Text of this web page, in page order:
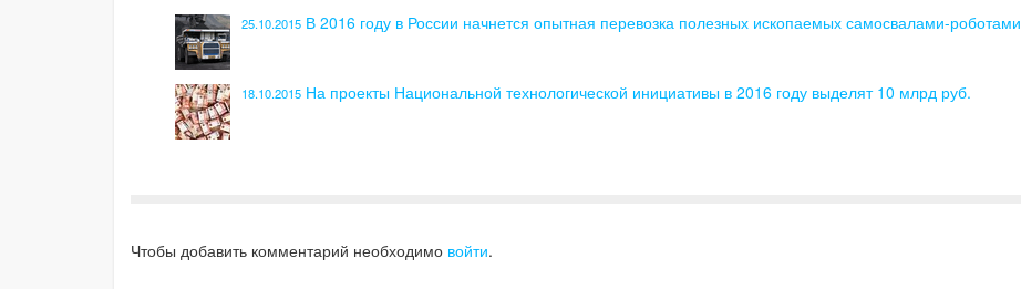
25.10.2015 В 2016 году в России начнется опытная перевозка полезных ископаемых самосвалами-роботами
18.10.2015 На проекты Национальной технологической инициативы в 2016 году выделят 10 млрд руб.
Чтобы добавить комментарий необходимо войти.